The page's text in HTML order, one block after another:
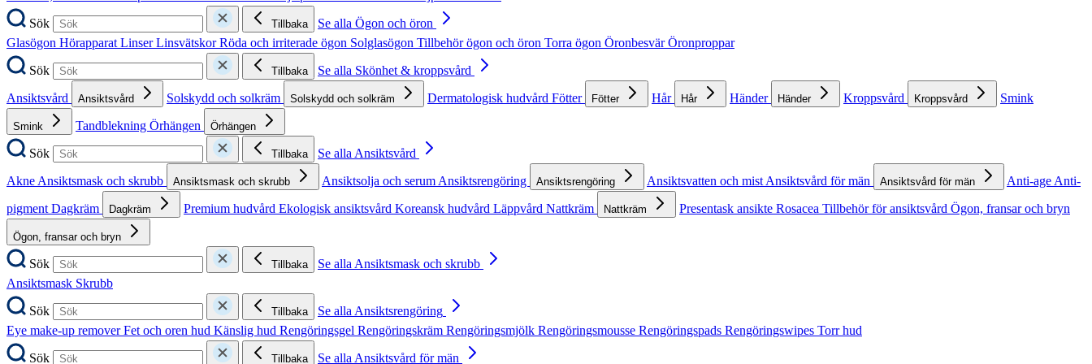
Sök
Tillbaka
Se alla Ögon och öron
Glasögon Hörapparat LinserLinsvätskorRöda och irriterade ögon Solglasögon Tillbehör ögon och öron Torra ögon ÖronbesvärÖronproppar
Sök
Tillbaka
Se alla Skönhet & kroppsvård
Ansiktsvård
Ansiktsvård Solskydd och solkräm Solskydd och solkräm Dermatologisk hudvård Fötter Fötter Hår Hår Händer Händer Kroppsvård Kroppsvård Smink
Smink Tandblekning Örhängen Örhängen
Sök Tillbaka
Se alla Ansiktsvård
Akne Ansiktsmask och skrubb Ansiktsmask och skrubb Ansiktsolja och serum Ansiktsrengöring Ansiktsrengöring Ansiktsvatten och mist Ansiktsvård för män Ansiktsvård för män Anti-age Anti-
pigment Dagkräm Dagkräm Premium hudvård Ekologisk ansiktsvård Koreansk hudvård Läppvård Nattkräm Nattkräm Presentask ansikte Rosacea Tillbehör för ansiktsvård Ögon, fransar och bryn
Ögon, fransar och bryn
Sök Tillbaka
Se alla Ansiktsmask och skrubb
Ansiktsmask Skrubb
Sök
Tillbaka
Se alla Ansiktsrengöring
Eye make-up removerFet och oren hud Känslig hud Rengöringsgel Rengöringskräm Rengöringsmjölk Rengöringsmousse Rengöringspads Rengöringswipes Torr hud
Sök
Tillbaka Se alla Ansiktsvård för män